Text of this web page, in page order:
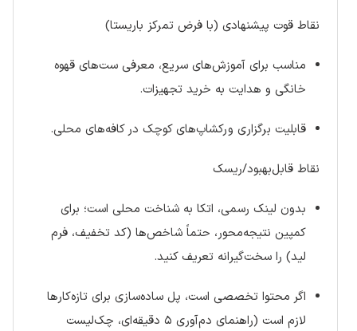
نقاط قوت پیشنهادی (با فرض تمرکز باریستا)
مناسب برای آموزش‌های سریع، معرفی ست‌های قهوه
خانگی و هدایت به خرید تجهیزات.
قابلیت برگزاری ورکشاپ‌های کوچک در کافه‌های محلی.
نقاط قابل‌بهبود/ریسک
بدون لینک رسمی، اتکا به شناخت محلی است؛ برای
کمپین نتیجه‌محور، حتماً شاخص‌ها (کد تخفیف، فرم
لید) را سخت‌گیرانه تعریف کنید.
اگر محتوا تخصصی است، پل ساده‌سازی برای تازه‌کارها
لازم است (راهنمای دم‌آوری ۵ دقیقه‌ای، چک‌لیست